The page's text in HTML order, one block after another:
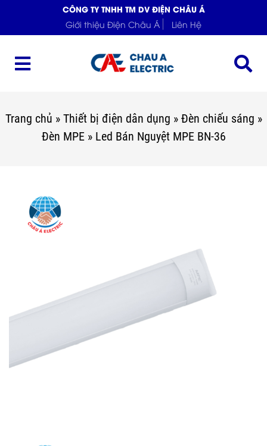
CÔNG TY TNHH TM DV ĐIỆN CHÂU Á
Giới thiệu Điện Châu Á
Liên Hệ
Trang chủ » Thiết bị điện dân dụng » Đèn chiếu sáng »
Đèn MPE» Led Bán Nguyệt MPE BN-36